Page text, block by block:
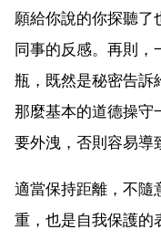
願給你說的你探聽了
同事的反感。再則，
瓶，既然是秘密告訴
那麼基本的道德操守
要外洩，否則容易導
適當保持距離，不隨
重，也是自我保護的